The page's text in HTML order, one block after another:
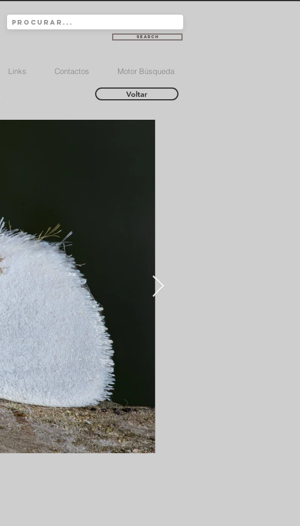
Search
Links Contactos Motor Búsqueda
Voltar